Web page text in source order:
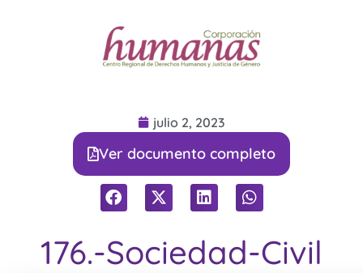
176.-Sociedad-Civil
julio 2, 2023
Ver documento completo